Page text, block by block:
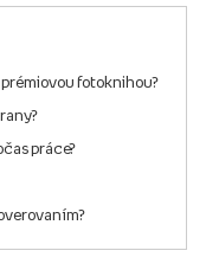
fotoknihou?
práce?